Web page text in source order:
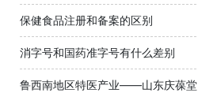
保健食品注册和备案的区别
消字号和国药准字号有什么差别
鲁西南地区特医产业——山东庆葆堂